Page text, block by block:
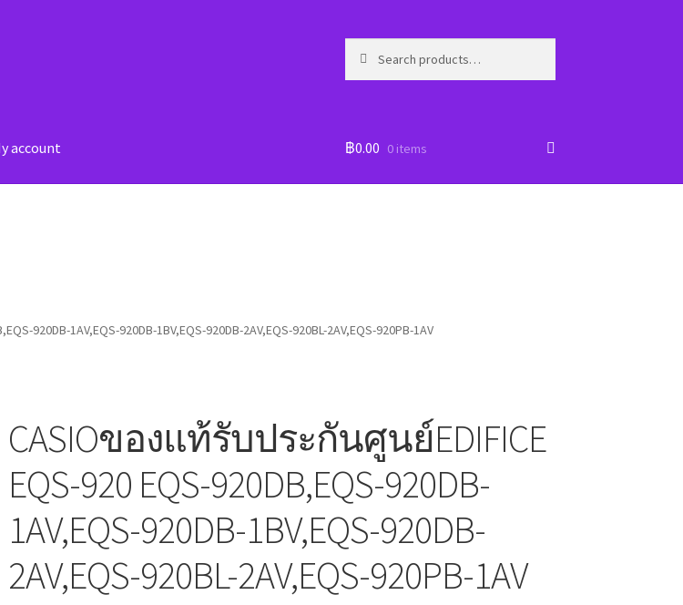
for:
account ฿0.00 0 items
920DB-1AV,EQS-920DB-1BV,EQS-920DB-2AV,EQS-920BL-2AV,EQS-920PB-1AV
CASIOของแท้รับประกันศูนย์EDIFICE
EQS-920 EQS-920DB,EQS-920DB-
1AV,EQS-920DB-1BV,EQS-920DB-
2AV,EQS-920BL-2AV,EQS-920PB-1AV